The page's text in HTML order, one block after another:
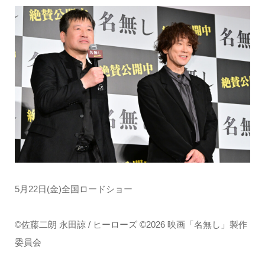
5月22日(金)全国ロードショー
©佐藤二朗 永田諒 / ヒーローズ ©2026 映画「名無し」製作
委員会